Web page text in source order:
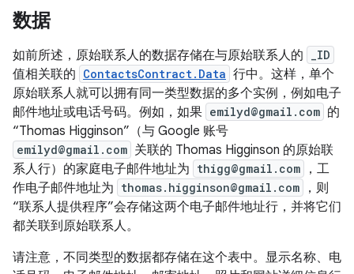
数据
如前所述，原始联系人的数据存储在与原始联系人的 _ID
值相关联的 ContactsContract.Data 行中。这样，单个
原始联系人就可以拥有同一类型数据的多个实例，例如电子
邮件地址或电话号码。例如，如果 emilyd@gmail.com 的
“Thomas Higginson”（与 Google 账号
emilyd@gmail.com 关联的 Thomas Higginson 的原始联
系人行）的家庭电子邮件地址为 thigg@gmail.com
，工
作电子邮件地址为 thomas.higginson@gmail.com
，则
“联系人提供程序”会存储这两个电子邮件地址行，并将它们
都关联到原始联系人。
请注意，不同类型的数据都存储在这个表中。显示名称、电